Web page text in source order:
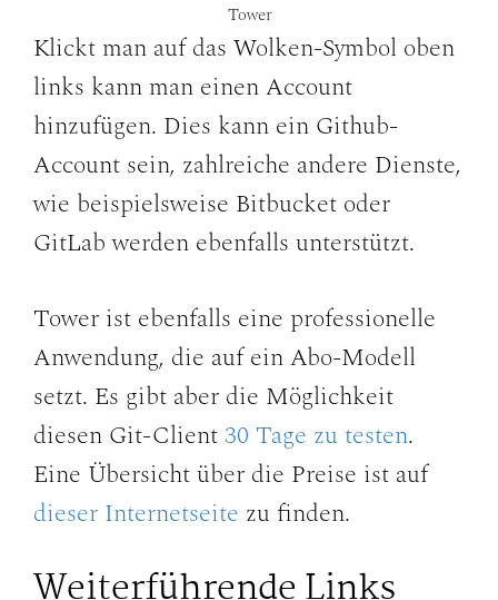
Tower
Klickt man auf das Wolken-Symbol oben
links kann man einen Account
hinzufügen. Dies kann ein Github-
Account sein, zahlreiche andere Dienste,
wie beispielsweise Bitbucket oder
GitLab werden ebenfalls unterstützt.
Tower ist ebenfalls eine professionelle
Anwendung, die auf ein Abo-Modell
setzt. Es gibt aber die Möglichkeit
diesen Git-Client30 Tage zu testen.
Eine Übersicht über die Preise ist auf
dieser Internetseite zu finden.